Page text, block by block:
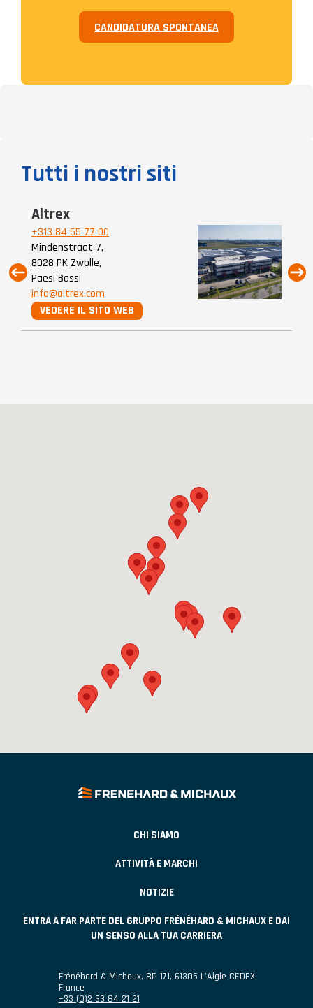
CANDIDATURA SPONTANEA
Tutti i nostri siti
Altrex
+313 84 55 77 00
Mindenstraat 7,
8028 PK Zwolle,
Paesi Bassi
info@altrex.com
VEDERE IL SITO WEB
CHI SIAMO
ATTIVITÀ E MARCHI
NOTIZIE
ENTRA A FAR PARTE DEL GRUPPO FRÉNÉHARD & MICHAUX E DAI
UN SENSO ALLA TUA CARRIERA
Frénéhard & Michaux, BP 171, 61305 L’Aigle CEDEX
France
+33 (0)2 33 84 21 21